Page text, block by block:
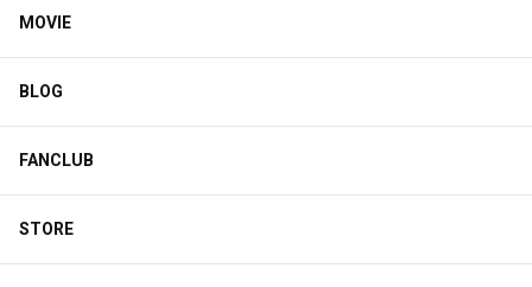
MOVIE
BLOG
FANCLUB
STORE